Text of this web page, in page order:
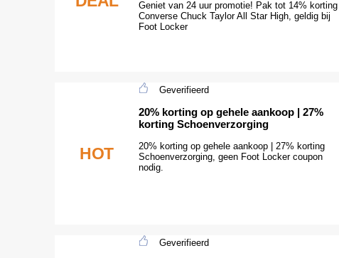
Geniet van 24 uur promotie! Pak tot 14% korting
Converse Chuck Taylor All Star High, geldig bij
Foot Locker
HOT
Geverifieerd
20% korting op gehele aankoop | 27%
korting Schoenverzorging
20% korting op gehele aankoop | 27% korting
Schoenverzorging, geen Foot Locker coupon
nodig.
Geverifieerd